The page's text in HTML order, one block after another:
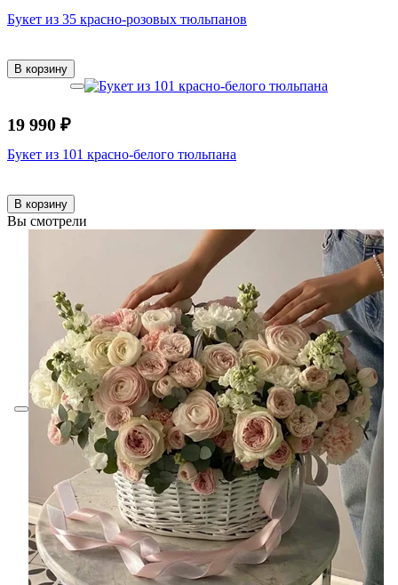
Букет из 35 красно-розовых тюльпанов
В корзину
19 990 ₽
Букет из 101 красно-белого тюльпана
В корзину
Вы смотрели